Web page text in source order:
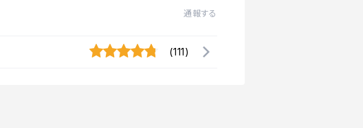
通報する
(111)